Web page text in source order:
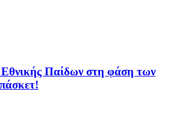
Εθνικής Παίδων στη φάση των